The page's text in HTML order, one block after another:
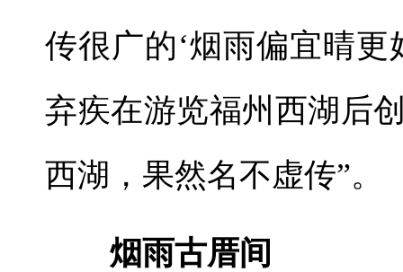
传很广的‘烟雨偏宜晴
弃疾在游览福州西湖后
西湖，果然名不虚传”。
烟雨古厝间